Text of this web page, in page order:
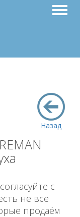
Назад
с
не все
продаём